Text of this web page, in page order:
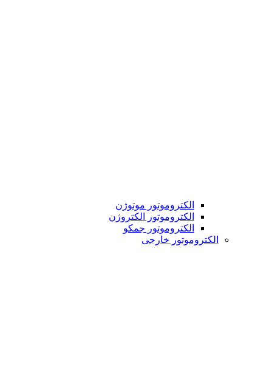
الکتروموتور موتوژن
الکتروموتور الکتروژن
الکتروموتور جمکو
الکتروموتور خارجی